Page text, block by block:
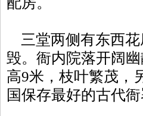
三堂两侧有东西花
毁。衙内院落开阔
高9米，枝叶繁茂，
国保存最好的古代衙